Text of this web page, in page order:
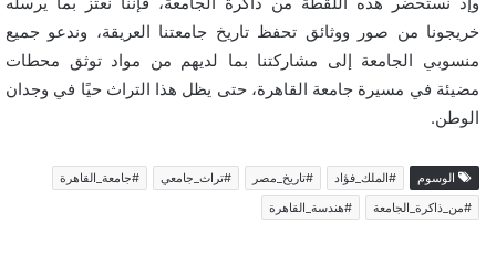
خريجونا من صور ووثائق تحفظ تاريخ جامعتنا العريقة، وندعو جميع
منسوبي الجامعة إلى مشاركتنا بما لديهم من مواد توثق محطات
مضيئة في مسيرة جامعة القاهرة، حتى يظل هذا التراث حيًا في وجدان
الوطن.
الوسوم #الملك_فؤاد #تاريخ_مصر #تراث_جامعي
#جامعة_القاهرة
#من_ذاكرة_الجامعة
#هندسة_القاهرة